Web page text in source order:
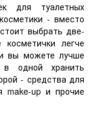
для туалетных
- вместо
выбрать две-
легче
вы можете лучше
одной хранить
- средства для
up и прочие